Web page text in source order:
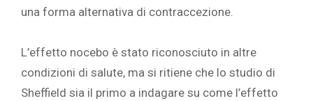
una forma alternativa di contraccezione.
L’effetto nocebo è stato riconosciuto in altre
condizioni di salute, ma si ritiene che lo studio di
Sheffield sia il primo a indagare su come l’effetto